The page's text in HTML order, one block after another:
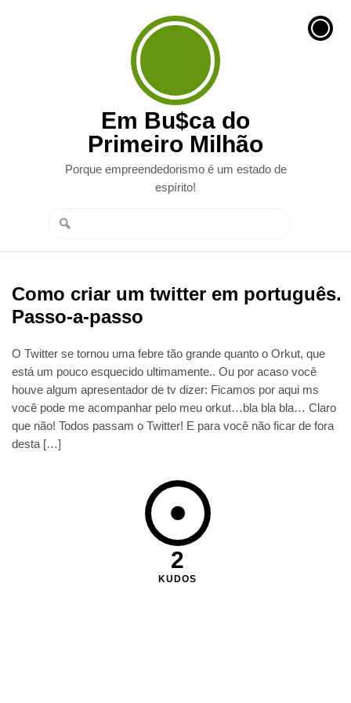
Em Bu$ca do
Primeiro Milhão
Porque empreendedorismo é um estado de
espírito!
Como criar um twitter em português.
Passo-a-passo
O Twitter se tornou uma febre tão grande quanto o Orkut, que
está um pouco esquecido ultimamente.. Ou por acaso você
houve algum apresentador de tv dizer: Ficamos por aqui ms
você pode me acompanhar pelo meu orkut…bla bla bla… Claro
que não! Todos passam o Twitter! E para você não ficar de fora
desta […]
2
KUDOS